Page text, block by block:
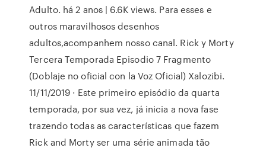
Adulto. há 2 anos | 6.6K views. Para esses e
outros maravilhosos desenhos
adultos,acompanhem nosso canal. Rick y Morty
Tercera Temporada Episodio 7 Fragmento
(Doblaje no oficial con la Voz Oficial) Xalozibi.
11/11/2019 · Este primeiro episódio da quarta
temporada, por sua vez, já inicia a nova fase
trazendo todas as características que fazem
Rick and Morty ser uma série animada tão